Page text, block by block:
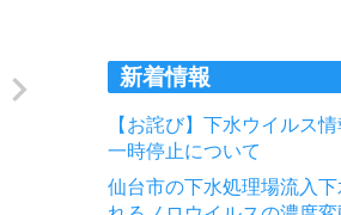
新着情報
【お詫び】下水ウイルス
一時停止について
仙台市の下水処理場流入下